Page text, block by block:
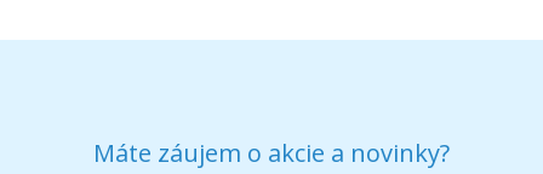
Máte záujem o akcie a novinky?